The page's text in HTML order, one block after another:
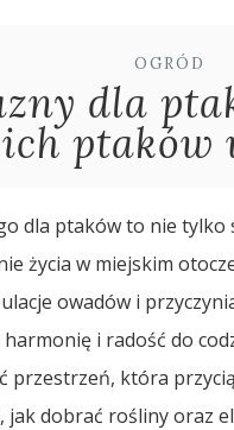
OGRÓD
dla
ptaków
dla ptaków to nie tylko
życia w miejskim
owadów i
i radość do
przestrzeń, która
jak dobrać rośliny oraz